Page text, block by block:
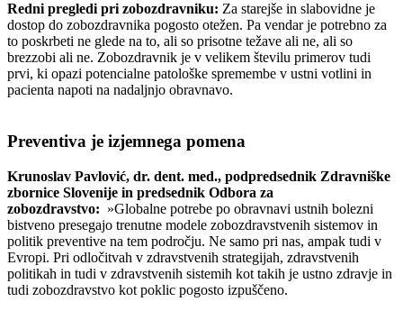
Redni pregledi pri zobozdravniku: Za starejše in slabovidne je
dostop do zobozdravnika pogosto otežen. Pa vendar je potrebno za
to poskrbeti ne glede na to, ali so prisotne težave ali ne, ali so
brezzobi ali ne. Zobozdravnik je v velikem številu primerov tudi
prvi, ki opazi potencialne patološke spremembe v ustni votlini in
pacienta napoti na nadaljnjo obravnavo.
Preventiva je izjemnega pomena
Krunoslav Pavlović, dr. dent. med., podpredsednik Zdravniške
zbornice Slovenije in predsednik Odbora za
zobozdravstvo: »Globalne potrebe po obravnavi ustnih bolezni
bistveno presegajo trenutne modele zobozdravstvenih sistemov in
politik preventive na tem področju. Ne samo pri nas, ampak tudi v
Evropi. Pri odločitvah v zdravstvenih strategijah, zdravstvenih
politikah in tudi v zdravstvenih sistemih kot takih je ustno zdravje in
tudi zobozdravstvo kot poklic pogosto izpuščeno.